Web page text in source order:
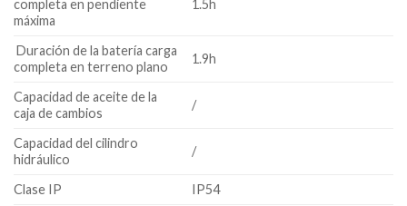
completa en pendiente
máxima
1.5h
Duración de la batería carga
completa en terreno plano
1.9h
Capacidad de aceite de la
caja de cambios
/
Capacidad del cilindro
hidráulico
/
Clase IP IP54